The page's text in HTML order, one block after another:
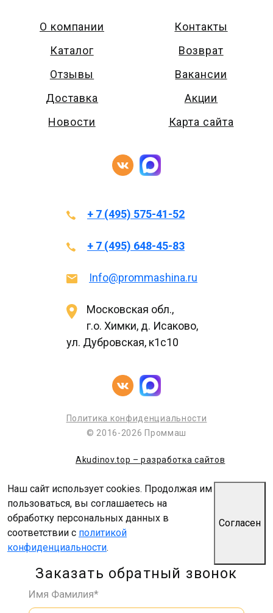
О компании
Каталог
Отзывы
Доставка
Новости
Контакты
Возврат
Вакансии
Акции
Карта сайта
+ 7 (495) 575-41-52
+ 7 (495) 648-45-83
Info@prommashina.ru
Московская обл.,
г.о. Химки, д. Исаково,
ул. Дубровская, к1с10
Политика конфиденциальности
© 2016-2026 Проммаш
Akudinov.top – разработка сайтов
Наш сайт использует cookies. Продолжая им
пользоваться, вы соглашаетесь на
обработку персональных данных в
соответствии с политикой
конфиденциальности.
Согласен
Заказать обратный звонок
Имя Фамилия*